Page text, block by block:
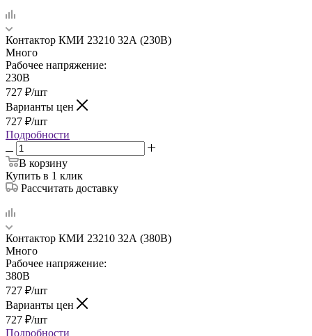
Контактор КМИ 23210 32А (230В)
Много
Рабочее напряжение:
230В
727 ₽/шт
Варианты цен
727 ₽/шт
Подробности
В корзину
Купить в 1 клик
Рассчитать доставку
Контактор КМИ 23210 32А (380В)
Много
Рабочее напряжение:
380В
727 ₽/шт
Варианты цен
727 ₽/шт
Подробности